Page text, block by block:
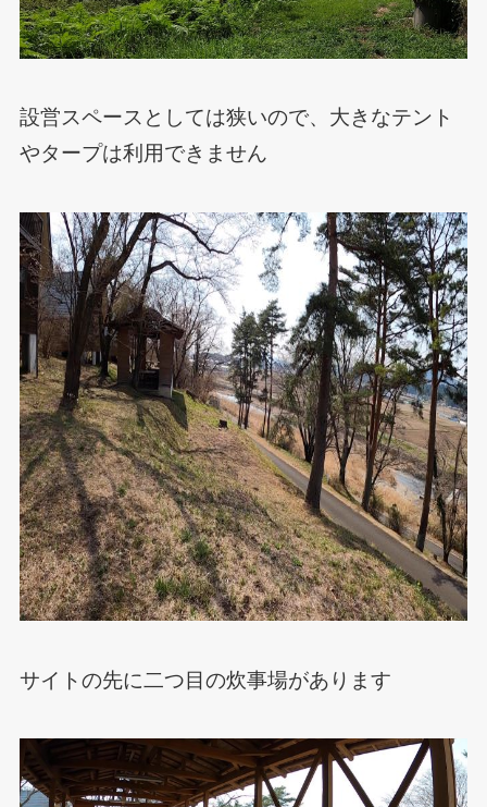
設営スペースとしては狭いので、大きなテント
やタープは利用できません
サイトの先に二つ目の炊事場があります